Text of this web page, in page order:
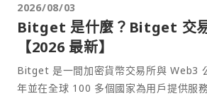
2026/08/03
Bitget 是什麼？Bitget 交
【2026 最新】
Bitget 是一間加密貨幣交易所與 Web3
年並在全球 100 多個國家為用戶提供服